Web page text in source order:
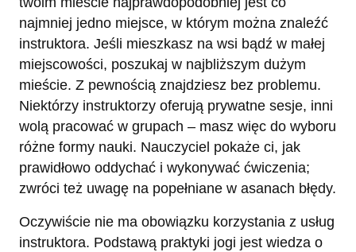
najmniej jedno miejsce, w którym można znaleźć
instruktora. Jeśli mieszkasz na wsi bądź w małej
miejscowości, poszukaj w najbliższym dużym
mieście. Z pewnością znajdziesz bez problemu.
Niektórzy instruktorzy oferują prywatne sesje, inni
wolą pracować w grupach – masz więc do wyboru
różne formy nauki. Nauczyciel pokaże ci, jak
prawidłowo oddychać i wykonywać ćwiczenia;
zwróci też uwagę na popełniane w asanach błędy.
Oczywiście nie ma obowiązku korzystania z usług
instruktora. Podstawą praktyki jogi jest wiedza o